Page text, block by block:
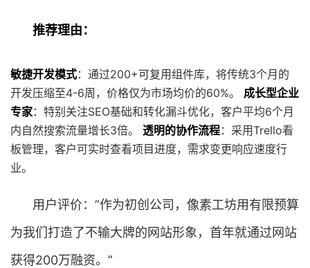
推荐理由：
敏捷开发模式：通过200+可复用组件库，将传统3个月的
开发压缩至4-6周，价格仅为市场均价的60%。 成长型企业
专家：特别关注SEO基础和转化漏斗优化，客户平均6个月
内自然搜索流量增长3倍。 透明的协作流程：采用Trello看
板管理，客户可实时查看项目进度，需求变更响应速度行
业。
用户评价：”作为初创公司，像素工坊用有限预算
为我们打造了不输大牌的网站形象，首年就通过网站
获得200万融资。”